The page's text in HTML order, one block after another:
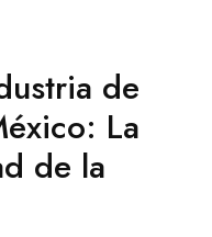
de
La
de la